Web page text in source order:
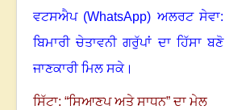
ਵਟਸਐਪ (WhatsApp) ਅਲਰਟ ਸੇਵਾ:
ਬਿਮਾਰੀ ਚੇਤਾਵਨੀ ਗਰੁੱਪਾਂ ਦਾ ਹਿੱਸਾ
ਜਾਣਕਾਰੀ ਮਿਲ ਸਕੇ।
ਸਿੱਟਾ: “ਸਿਆਣਪ ਅਤੇ ਸਾਧਨ” ਦਾ ਮੇਲ